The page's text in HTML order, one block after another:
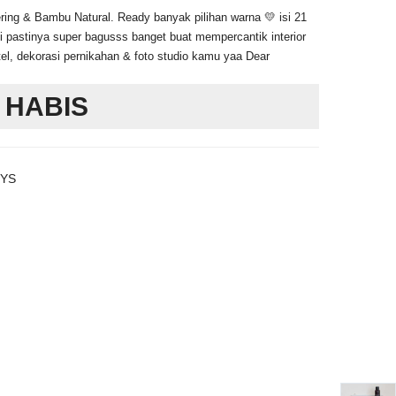
adalah:
Rp79.000.
& Bambu Natural. Ready banyak pilihan warna 💛 isi 21
pastinya super bagusss banget buat mempercantik interior
dekorasi pernikahan & foto studio kamu yaa Dear